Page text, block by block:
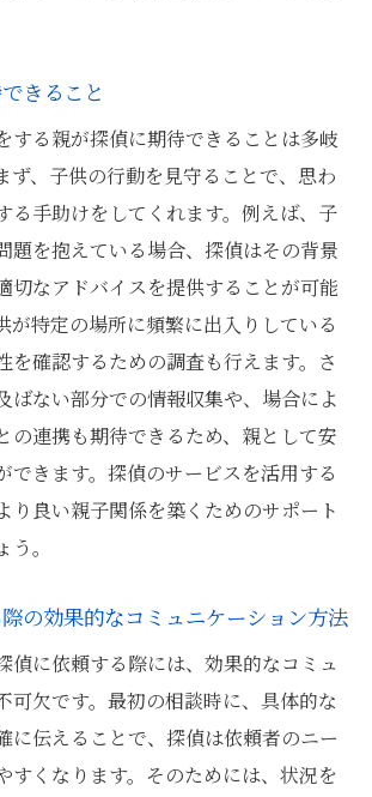
きること
する親が探偵に期待できることは多岐
ず、子供の行動を見守ることで、思わ
る手助けをしてくれます。例えば、子
題を抱えている場合、探偵はその背景
切なアドバイスを提供することが可能
が特定の場所に頻繁に出入りしている
を確認するための調査も行えます。さ
ばない部分での情報収集や、場合によ
の連携も期待できるため、親として安
できます。探偵のサービスを活用する
り良い親子関係を築くためのサポート
。
の効果的なコミュニケーション方法
偵に依頼する際には、効果的なコミュ
可欠です。最初の相談時に、具体的な
に伝えることで、探偵は依頼者のニー
すくなります。そのためには、状況を